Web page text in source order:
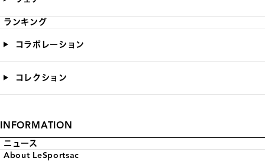
ランキング
コラボレーション
コレクション
INFORMATION
ニュース
About LeSportsac